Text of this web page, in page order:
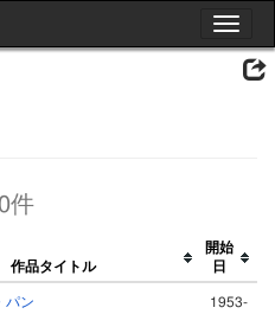
Toggle
件
作品タイトル
開始
日
パン
1953-